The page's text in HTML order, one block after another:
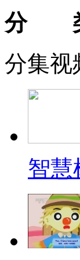
分
分集视
智慧